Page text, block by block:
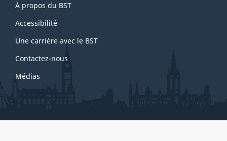
this
site
À propos du BST
Accessibilité
Une carrière avec le BST
Contactez-nous
Médias